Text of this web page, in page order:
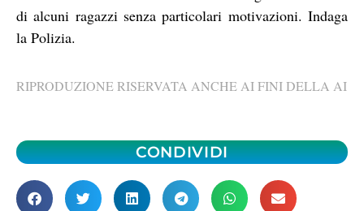
di alcuni ragazzi senza particolari motivazioni. Indaga
la Polizia.
RIPRODUZIONE RISERVATA ANCHE AI FINI DELLA AI
CONDIVIDI